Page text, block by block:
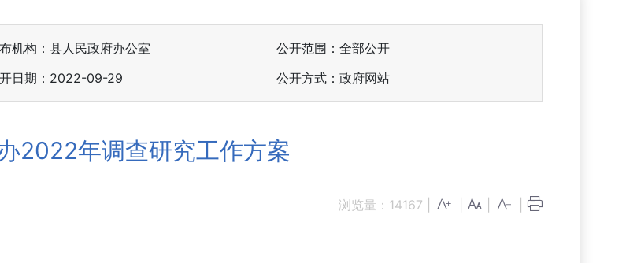
机构：县人民政府办公室
公开范围：全部公开
日期：2022-09-29 公开方式：政府网站
2022年调查研究工作方案
浏览量： 14167